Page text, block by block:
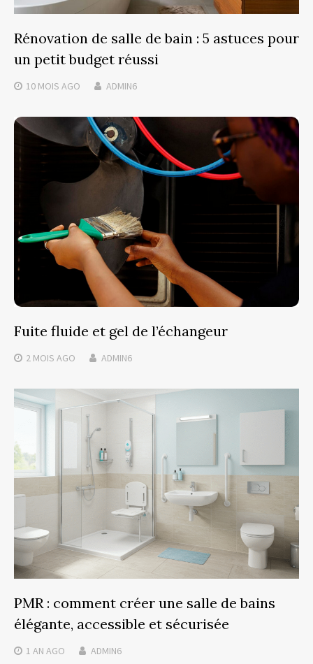
Rénovation de salle de bain : 5 astuces pour
un petit budget réussi
10 MOIS AGO ADMIN6
Fuite fluide et gel de l’échangeur
2 MOIS AGO ADMIN6
PMR : comment créer une salle de bains
élégante, accessible et sécurisée
1 AN AGO ADMIN6